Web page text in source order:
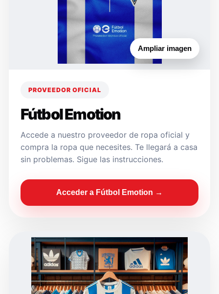
Ampliar imagen
PROVEEDOR OFICIAL
Fútbol Emotion
Accede a nuestro proveedor de ropa oficial y
compra la ropa que necesites. Te llegará a casa
sin problemas. Sigue las instrucciones.
Acceder a Fútbol Emotion →